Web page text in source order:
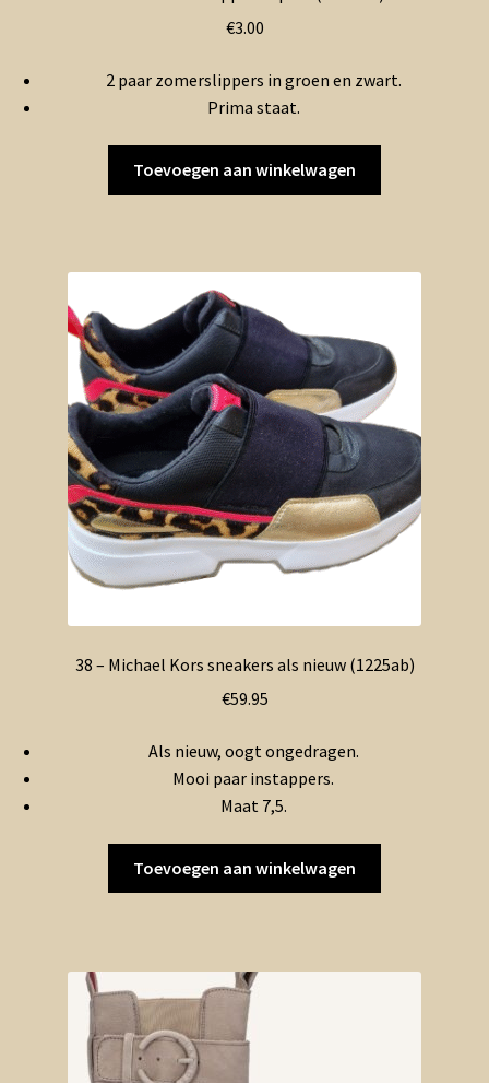
€3.00
2 paar zomerslippers in groen en zwart.
Prima staat.
Toevoegen aan winkelwagen
38 – Michael Kors sneakers als nieuw (1225ab)
€59.95
Als nieuw, oogt ongedragen.
Mooi paar instappers.
Maat 7,5.
Toevoegen aan winkelwagen